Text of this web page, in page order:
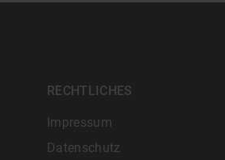
RECHTLICHES
Impressum
Datenschutz